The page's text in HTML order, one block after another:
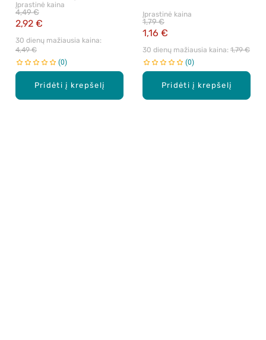
Pridėti į krepšelį
vnt.
Įprastinė kaina
2,92 €
4,49 €
30 dienų mažiausia kaina:
4,49 €
0
Pridėti į krepšelį
Įprastinė kaina
1,16 €
1,79 €
30 dienų mažiausia kaina: 1,79 €
0